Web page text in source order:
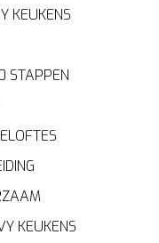
KEUKENS
STAPPEN
KEUKENS